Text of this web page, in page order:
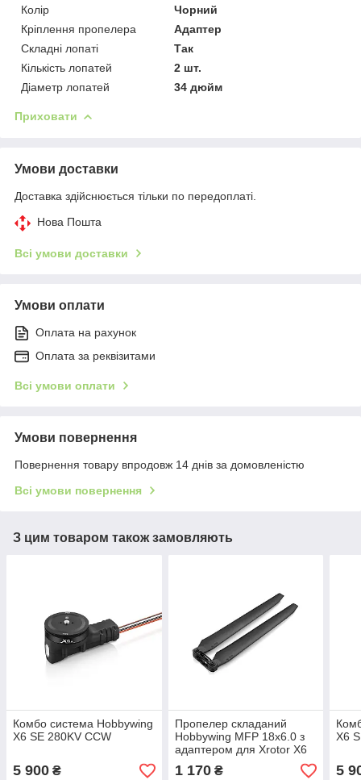
Колір
Чорний
Кріплення пропелера
Адаптер
Складні лопаті
Так
Кількість лопатей
2 шт.
Діаметр лопатей
34 дюйм
Приховати
Умови доставки
Доставка здійснюється тільки по передоплаті.
Нова Пошта
Всі умови доставки
Умови оплати
Оплата на рахунок
Оплата за реквізитами
Всі умови оплати
Умови повернення
Повернення товару впродовж 14 днів за домовленістю
Всі умови повернення
З цим товаром також замовляють
Комбо система Hobbywing
X6 SE 280KV CCW
5 900 ₴
Пропелер складаний
Hobbywing MFP 18x6.0 з
адаптером для Xrotor X6
SE 380KV (CW)
1 170₴
X6
5